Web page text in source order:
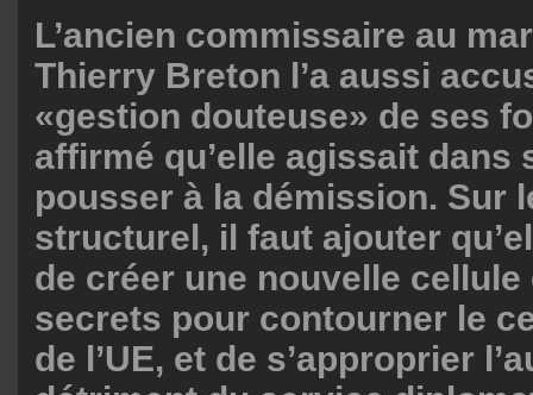
L’ancien commissaire au
Thierry Breton l’a aussi
«gestion douteuse» de ses
affirmé qu’elle agissait dans
pousser à la démission. Sur
structurel, il faut ajouter
de créer une nouvelle
secrets pour contourner le
de l’UE, et de s’approprier